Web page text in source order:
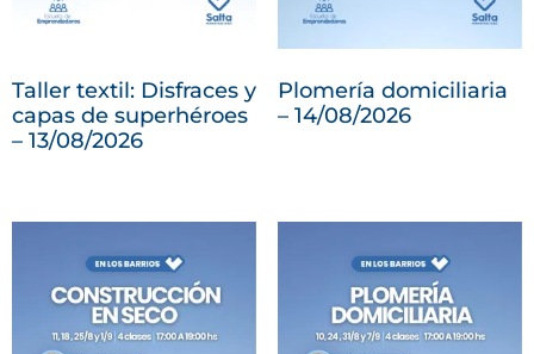
Taller textil: Disfraces y
capas de superhéroes
– 13/08/2026
Plomería domiciliaria
– 14/08/2026